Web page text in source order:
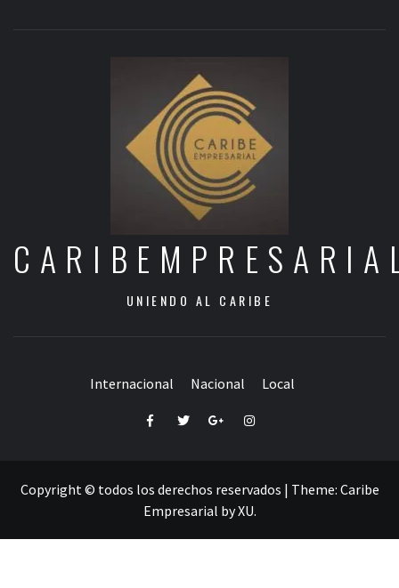
UNIENDO AL CARIBE
Internacional Nacional Local
FacebookTwitterGoogle+Instagram
Copyright © todos los derechos reservados | Theme: Caribe
Empresarial byXU.